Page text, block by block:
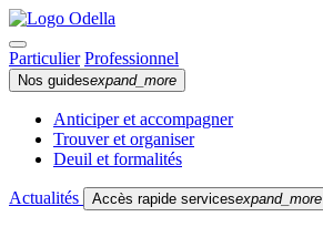
Particulier Professionnel
Nos guidesexpand_more
Anticiper et accompagner
Trouver et organiser
Deuil et formalités
Actualités Accès rapide servicesexpand_more